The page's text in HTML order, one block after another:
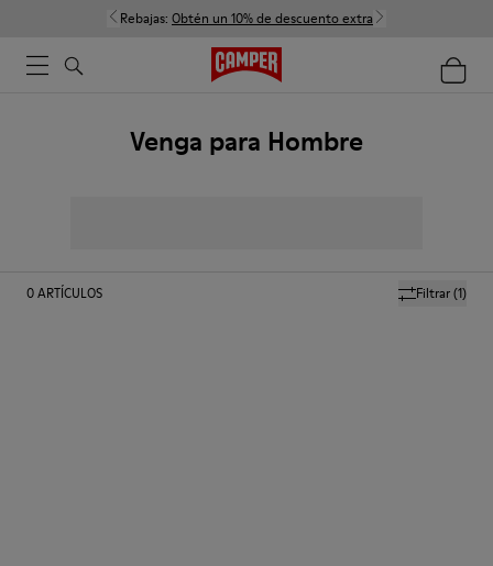
Rebajas: Obtén un 10% de descuento extra
Venga para Hombre
Filtrar(1)
0ARTÍCULOS